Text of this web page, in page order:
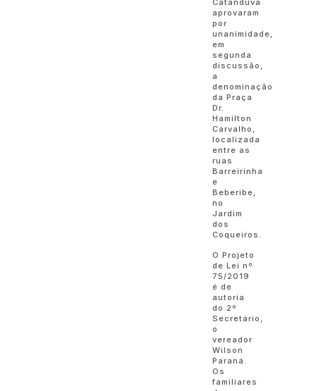
Catanduva
aprovaram
por
unanimidade,
em
segunda
discussão,
a
denominação
da Praça
Dr.
Hamilton
Carvalho,
localizada
entre as
ruas
Barreirinha
e
Beberibe,
no
Jardim
dos
Coqueiros.
O Projeto
de Lei nº
75/2019
é de
autoria
do 2º
Secretário,
o
vereador
Wilson
Paraná.
Os
familiares